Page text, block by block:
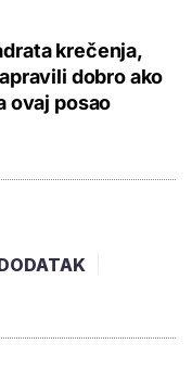
krečenja,
dobro ako
ovaj posao